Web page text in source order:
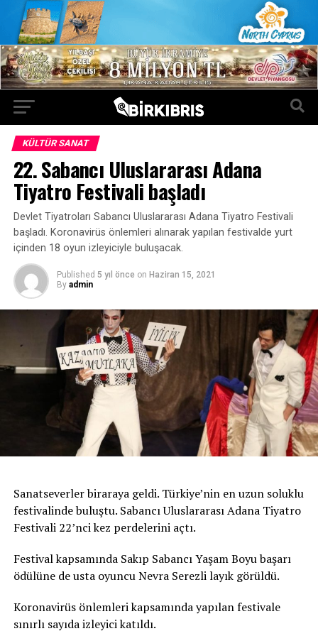
KÜLTÜR SANAT
22. Sabancı Uluslararası Adana
Tiyatro Festivali başladı
Devlet Tiyatroları Sabancı Uluslararası Adana Tiyatro Festivali
başladı. Koronavirüs önlemleri alınarak yapılan festivalde yurt
içinden 18 oyun izleyiciyle buluşacak.
Published 5 yıl önce on Haziran 15, 2021
By admin
Sanatseverler biraraya geldi. Türkiye’nin en uzun soluklu
festivalinde buluştu. Sabancı Uluslararası Adana Tiyatro
Festivali 22’nci kez perdelerini açtı.
Festival kapsamında Sakıp Sabancı Yaşam Boyu başarı
ödülüne de usta oyuncu Nevra Serezli layık görüldü.
Koronavirüs önlemleri kapsamında yapılan festivale
sınırlı sayıda izleyici katıldı.